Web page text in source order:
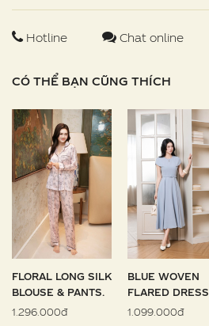
Hotline Chat online
CÓ THỂ BẠN CŨNG THÍCH
FLORAL LONG SILK
BLOUSE & PANTS.
1.296.000đ
BLUE WOVEN
FLARED DRESS.
1.099.000đ